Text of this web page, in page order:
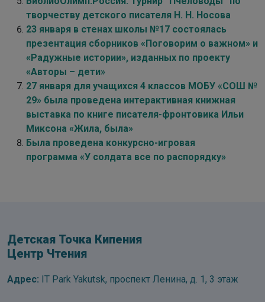
творчеству детского писателя Н. Н. Носова
23 января в стенах школы №17 состоялась
презентация сборников «Поговорим о важном» и
«Радужные истории», изданных по проекту
«Авторы – дети»
27 января для учащихся 4 классов МОБУ «СОШ №
29» была проведена интерактивная книжная
выставка по книге писателя-фронтовика Ильи
Миксона «Жила, была»
Была проведена конкурсно-игровая
программа «У солдата все по распорядку»
Детская Точка Кипения
Центр Чтения
Адрес: IT Park Yakutsk, проспект Ленина, д. 1, 3 этаж